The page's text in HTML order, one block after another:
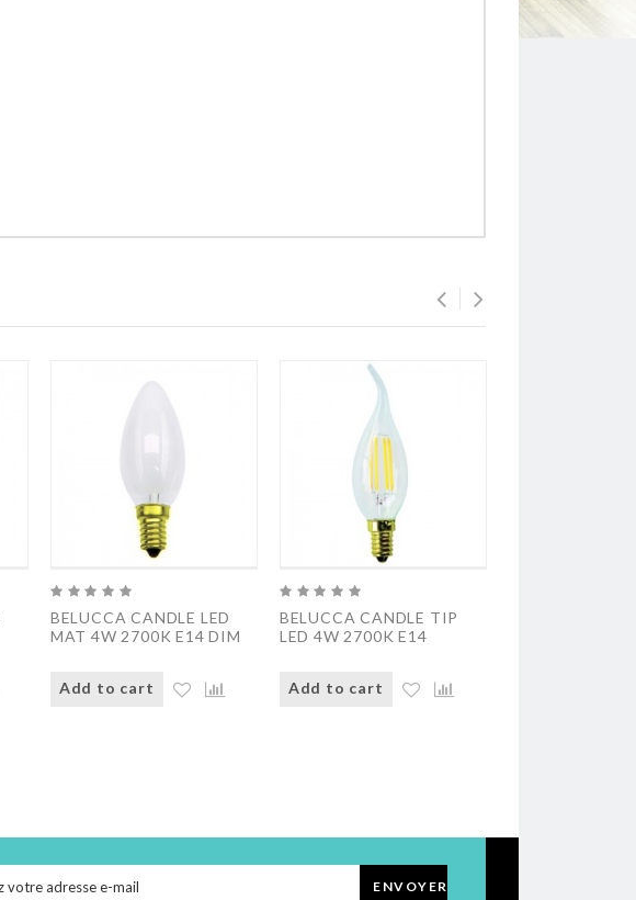
BELUCCA CANDLE LED
MAT 4W 2700K E14 DIM
Add to cart
BELUCCA CANDLE TIP
LED 4W 2700K E14
Add to cart
ENVOYER